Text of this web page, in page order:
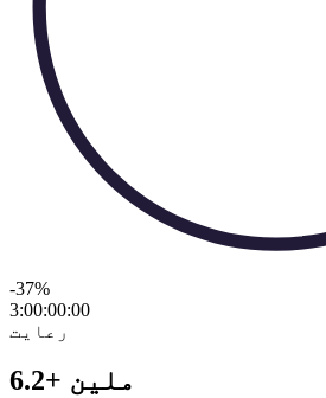
-37%
3:00:00:00
رعایت
6.2+ ملین